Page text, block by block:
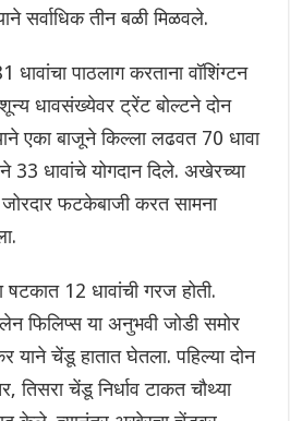
सर्वाधिक तीन बळी मिळवले.
धावांचा पाठलाग करताना वॉशिंग्टन
धावसंख्येवर ट्रेंट बोल्टने दोन
एका बाजूने किल्ला लढवत 70 धावा
33 धावांचे योगदान दिले. अखेरच्या
जोरदार फटकेबाजी करत सामना
12 धावांची गरज होती‌.
फिलिप्स या अनुभवी जोडी समोर
याने चेंडू हातात घेतला. पहिल्या दोन
तिसरा चेंडू निर्धाव टाकत चौथ्या